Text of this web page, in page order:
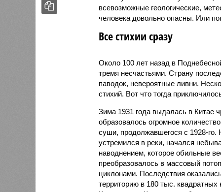
всевозможные геологические,
человека довольно опасны. Или
Все стихии сразу
Около 100 лет назад в
тремя несчастьями. Страну
паводок, невероятные ливни.
стихий. Вот что тогда
Зима 1931 года выдалась в Китае
образовалось огромное
суши, продолжавшегося с 1928-го.
устремился в реки, начался
наводнением, которое обильные
преобразовалось в массовый
циклонами. Последствия
территорию в 180 тыс.